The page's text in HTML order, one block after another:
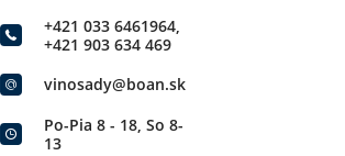
+421 033 6461964,
+421 903 634 469
vinosady@boan.sk
Po-Pia 8 - 18, So 8-
13